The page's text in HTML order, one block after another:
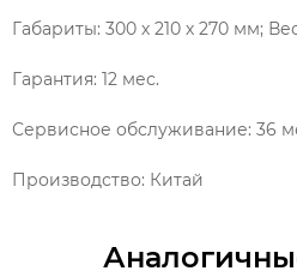
Габариты: 300 х 210 х 270 мм;
Гарантия: 12 мес.
Сервисное обслуживание: 36
Производство: Китай